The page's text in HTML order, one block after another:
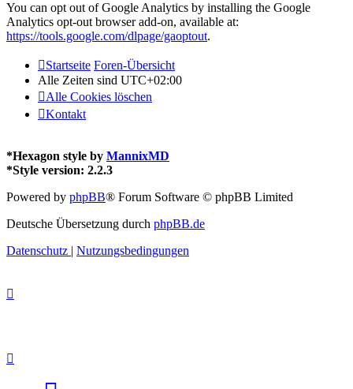
You can opt out of Google Analytics by installing the Google
Analytics opt-out browser add-on, available at:
https://tools.google.com/dlpage/gaoptout.
Startseite Foren-Übersicht
Alle Zeiten sind UTC+02:00
Alle Cookies löschen
Kontakt
*Hexagon style by MannixMD
*Style version: 2.2.3
Powered by phpBB® Forum Software © phpBB Limited
Deutsche Übersetzung durch phpBB.de
Datenschutz | Nutzungsbedingungen